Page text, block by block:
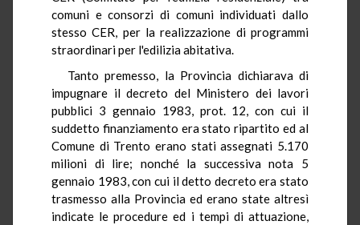
comuni e consorzi di comuni individuati dallo
stesso CER, per la realizzazione di programmi
straordinari per l'edilizia abitativa.
Tanto premesso, la Provincia dichiarava di
impugnare il decreto del Ministero dei lavori
pubblici 3 gennaio 1983, prot. 12, con cui il
suddetto finanziamento era stato ripartito ed al
Comune di Trento erano stati assegnati 5.170
milioni di lire; nonché la successiva nota 5
gennaio 1983, con cui il detto decreto era stato
trasmesso alla Provincia ed erano state altresì
indicate le procedure ed i tempi di attuazione,